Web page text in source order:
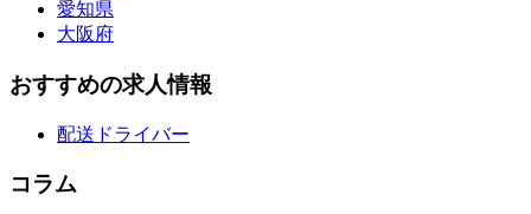
愛知県
大阪府
おすすめの求人情報
配送ドライバー
コラム